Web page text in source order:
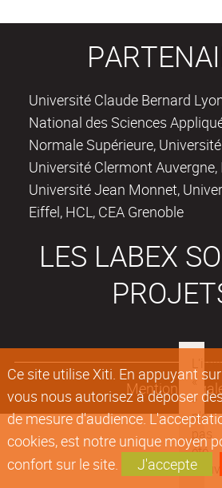
Ce site utilise Xiti. En appuyant
vous nous autorisez à déposer
de mesure d'audience.
cookies, est notre unique moyen
confort sur le site.
J'accepte
Université Claude Bernard
National des Sciences
Normale Supérieure,
Université Clermont Auvergne,
Université Jean Monnet,
Eiffel, HCL, CEA Grenoble
LES LABEX
Mentions